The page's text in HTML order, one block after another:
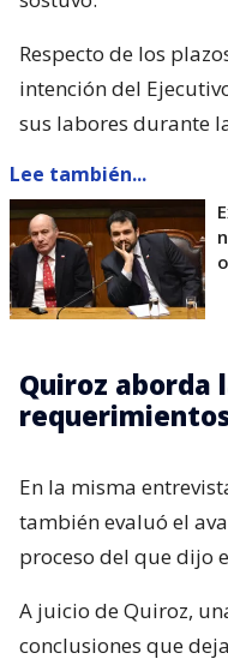
Respecto de los
intención del
sus labores durante
Lee también...
Quiroz aborda
En la misma
también evaluó el
proceso del que dijo
A juicio de Quiroz,
conclusiones que